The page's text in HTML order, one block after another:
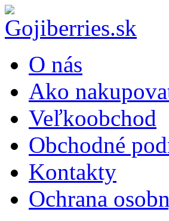
O nás
Ako
Veľkoobchod
Obchodné
Kontakty
Ochrana